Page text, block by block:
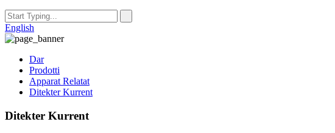
English
Dar
Prodotti
Apparat Relatat
Ditekter Kurrent
Ditekter Kurrent